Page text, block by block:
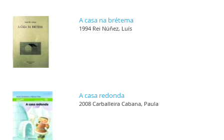
A casa na brétema
1994 Rei Núñez, Luís
A casa redonda
2008 Carballeira Cabana, Paula